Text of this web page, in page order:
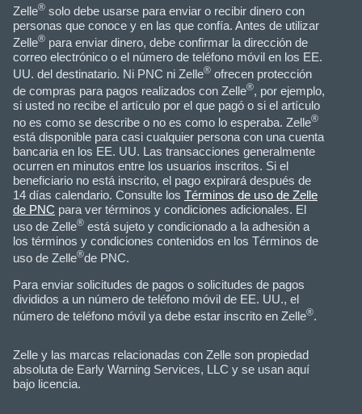
Zelle® solo debe usarse para enviar o recibir dinero con
personas que conoce y en las que confía. Antes de utilizar
Zelle® para enviar dinero, debe confirmar la dirección de
correo electrónico o el número de teléfono móvil en los EE.
UU. del destinatario. Ni PNC ni Zelle® ofrecen protección
de compras para pagos realizados con Zelle®, por ejemplo,
si usted no recibe el artículo por el que pagó o si el artículo
no es como se describe o no es como lo esperaba. Zelle®
está disponible para casi cualquier persona con una cuenta
bancaria en los EE. UU. Las transacciones generalmente
ocurren en minutos entre los usuarios inscritos. Si el
beneficiario no está inscrito, el pago expirará después de
14 días calendario. Consulte los Términos de uso de Zelle
de PNC para ver términos y condiciones adicionales. El
uso de Zelle® está sujeto y condicionado a la adhesión a
los términos y condiciones contenidos en los Términos de
uso de Zelle®de PNC.
Para enviar solicitudes de pagos o solicitudes de pagos
divididos a un número de teléfono móvil de EE. UU., el
número de teléfono móvil ya debe estar inscrito en Zelle®.
Zelle y las marcas relacionadas con Zelle son propiedad
absoluta de Early Warning Services, LLC y se usan aquí
bajo licencia.